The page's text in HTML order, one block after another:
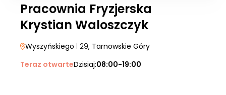
Pracownia Fryzjerska
Krystian Waloszczyk
Wyszyńskiego | 29, Tarnowskie Góry
Teraz otwarteDzisiaj:08:00-19:00